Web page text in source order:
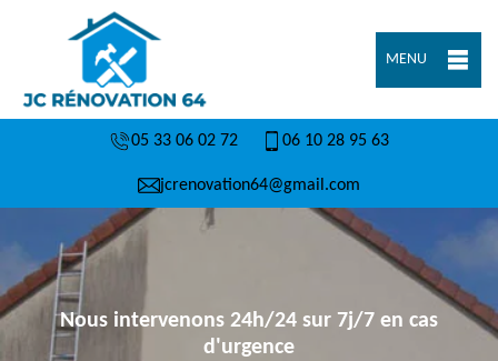
MENU
05 33 06 02 72 06 10 28 95 63
jcrenovation64@gmail.com
Nous intervenons 24h/24 sur 7j/7 en cas
d'urgence